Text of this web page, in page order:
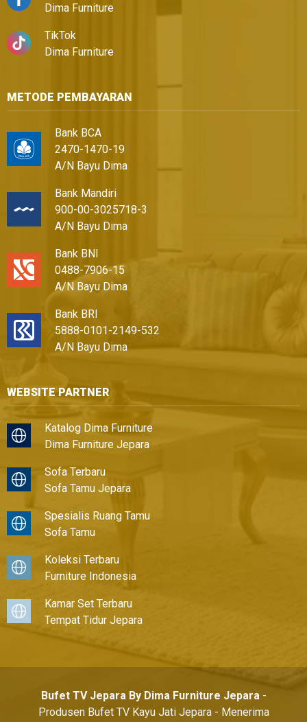
Dima Furniture
TikTok
Dima Furniture
METODE PEMBAYARAN
Bank BCA
2470-1470-19
A/N Bayu Dima
Bank Mandiri
900-00-3025718-3
A/N Bayu Dima
Bank BNI
0488-7906-15
A/N Bayu Dima
Bank BRI
5888-0101-2149-532
A/N Bayu Dima
WEBSITE PARTNER
Katalog Dima Furniture
Dima Furniture Jepara
Sofa Terbaru
Sofa Tamu Jepara
Spesialis Ruang Tamu
Sofa Tamu
Koleksi Terbaru
Furniture Indonesia
Kamar Set Terbaru
Tempat Tidur Jepara
Bufet TV Jepara By Dima Furniture Jepara-
Produsen Bufet TV Kayu Jati Jepara - Menerima